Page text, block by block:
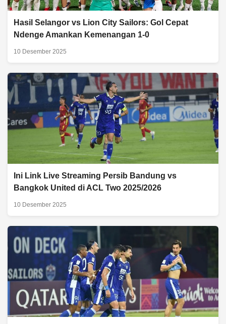
Hasil Selangor vs Lion City Sailors: Gol Cepat
Ndenge Amankan Kemenangan 1-0
10 Desember 2025
Ini Link Live Streaming Persib Bandung vs
Bangkok United di ACL Two 2025/2026
10 Desember 2025